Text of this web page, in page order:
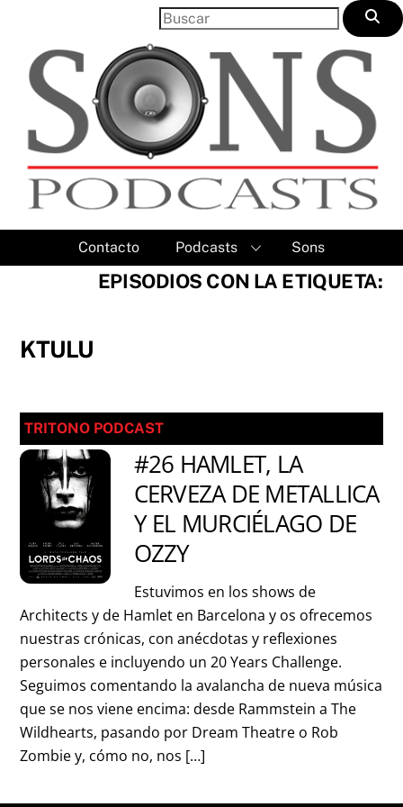
content
Contacto Podcasts Sons
EPISODIOS CON LA ETIQUETA:
KTULU
TRITONO PODCAST
#26 HAMLET, LA
CERVEZA DE METALLICA
Y EL MURCIÉLAGO DE
OZZY
Estuvimos en los shows de
Architects y de Hamlet en Barcelona y os ofrecemos
nuestras crónicas, con anécdotas y reflexiones
personales e incluyendo un 20 Years Challenge.
Seguimos comentando la avalancha de nueva música
que se nos viene encima: desde Rammstein a The
Wildhearts, pasando por Dream Theatre o Rob
Zombie y, cómo no, nos […]